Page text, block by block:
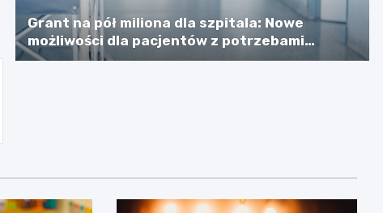
Grant na pół miliona dla szpitala: Nowe
możliwości dla pacjentów z potrzebami
specjalnymi